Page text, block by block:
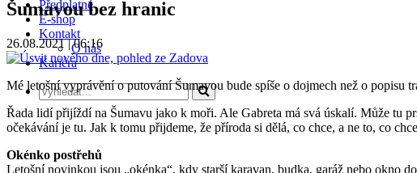
Předplatné
E-shop
Kontakt
O nás
Kariéra
Šumavou bez hranic
26.08.2021 | 06:16
Mé letošní vyprávění o putování Šumavou bude spíše o dojmech než o
Řada lidí přijíždí na Šumavu jako k moři. Ale Gabreta má svá úskalí. Může tu
očekávání je tu. Jak k tomu přijdeme, že příroda si dělá, co chce, a ne to, co
Okénko postřehů
Letošní novinkou jsou „okénka“, kdy starší karavan, budka, garáž nebo okno